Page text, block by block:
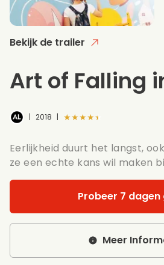
Bekijk de trailer
Art of Falling
| 2018 | ★★★★★
Eerlijkheid duurt het langst,
ze een echte kans wil maken
Probeer 7
Meer